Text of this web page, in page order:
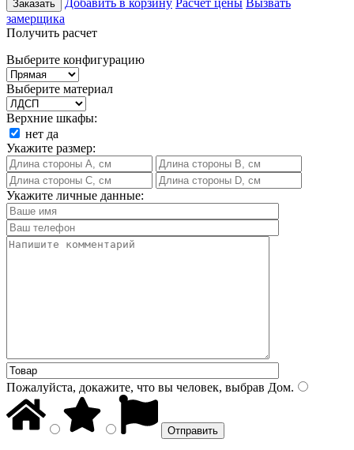
Заказать
замерщика
Получить расчет
Выберите конфигурацию
Выберите материал
Верхние шкафы:
нет да
Укажите размер:
Укажите личные данные:
Пожалуйста, докажите, что вы человек, выбрав Дом.